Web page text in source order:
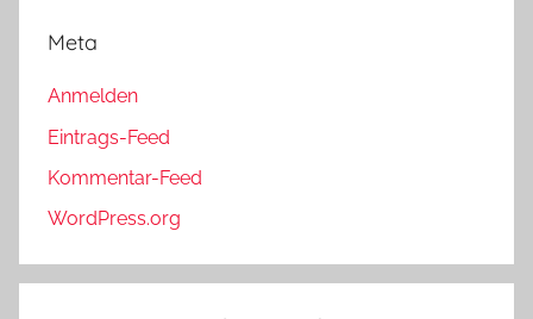
Meta
Anmelden
Eintrags-Feed
Kommentar-Feed
WordPress.org